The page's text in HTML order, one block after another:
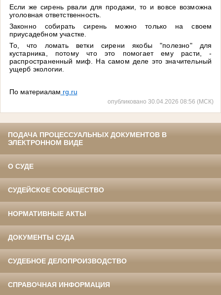
Если же сирень рвали для продажи, то и вовсе возможна
уголовная ответственность.
Законно собирать сирень можно только на своем
приусадебном участке.
То, что ломать ветки сирени якобы "полезно" для
кустарника, потому что это помогает ему расти, -
распространенный миф. На самом деле это значительный
ущерб экологии.
По материалам rg.ru
опубликовано 30.04.2026 08:56 (МСК)
ПОДАЧА ПРОЦЕССУАЛЬНЫХ ДОКУМЕНТОВ В
ЭЛЕКТРОННОМ ВИДЕ
О СУДЕ
СУДЕЙСКОЕ СООБЩЕСТВО
НОРМАТИВНЫЕ АКТЫ
ДОКУМЕНТЫ СУДА
СУДЕБНОЕ ДЕЛОПРОИЗВОДСТВО
СПРАВОЧНАЯ ИНФОРМАЦИЯ